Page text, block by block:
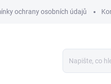
ochrany osobních údajů